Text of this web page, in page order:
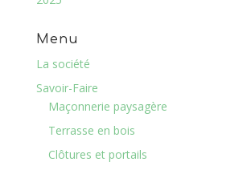
Menu
La société
Savoir-Faire
Maçonnerie paysagère
Terrasse en bois
Clôtures et portails